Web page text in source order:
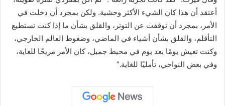
أعتقد أن هذا كان الشيء الأكثر وحشية. ولكن بمجرد أن دخلت في
الأمر، بمجرد أن توقفت عن التوتر، والقلق بشأن ما إذا كنت تستطيع
التأقلم، والقلق بشأن أشياء في الماضي، وضغوط العالم الخارجي،
وكنت تعيش يومًا بعد يوم في محيط جميل، كان الأمر مريحًا للغاية،
وفي بعض النواحي، تأمليًا للغاية.”